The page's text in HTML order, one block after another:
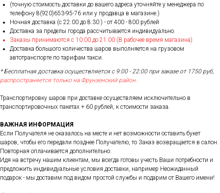
(точную стоимость доставки до вашего адреса уточняйте у менеджера по
телефону 8(920)653-95-76 или у продавца в магазине.)
Ночная доставка (с 22:00 до 8:30 ) - от 400 - 800 рублей
Доставка за пределы города рассчитывается индивидуально.
Заказы принимаются с 10:00 до 21:00 (В рабочее время магазина)
Доставка большого количества шаров выполняется на грузовом
автотранспорте по тарифам такси.
* Бесплатная доставка осуществляется с 9:00 - 22:00 при заказе от 1750 руб,
распространяется только на Фрунзенский район.
Транспортировку шаров при доставке осуществляем исключительно в
транспортировочных пакетах + 60 рублей, к стоимости заказа.
ВАЖНАЯ ИНФОРМАЦИЯ
Если Получателя не оказалось на месте и нет возможности оставить букет
шаров, чтобы его передали позднее Получателю, то Заказ возвращается в салон.
Повторная оплачивается дополнительно.
Идя на встречу нашим клиентам, мы всегда готовы учесть Ваши потребности и
предложить индивидуальные условия доставки, например Неожиданный
подарок - мы доставим под видом простой службы и подарим от Вашего имени!